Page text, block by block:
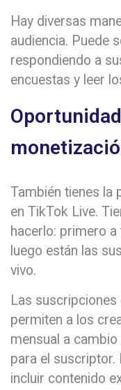
Hay diversas
audiencia. Puede
respondiendo a
encuestas y leer
También tienes la
en TikTok Live.
hacerlo: primero
luego están las
vivo.
Las
permiten a los
mensual a
para el suscriptor.
incluir contenido